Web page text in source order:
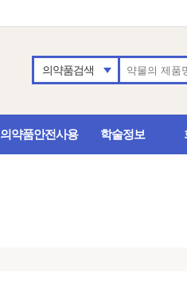
의약품검색
의약품안전사용 학술정보